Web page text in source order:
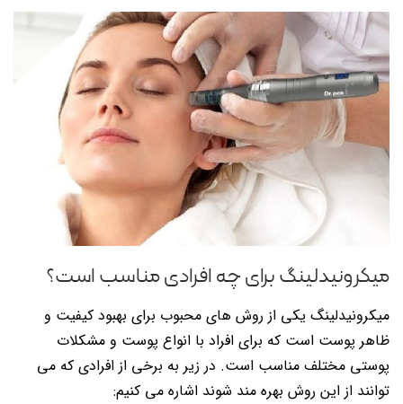
میکرونیدلینگ برای چه افرادی مناسب است؟
میکرونیدلینگ یکی از روش های محبوب برای بهبود کیفیت و
ظاهر پوست است که برای افراد با انواع پوست و مشکلات
پوستی مختلف مناسب است. در زیر به برخی از افرادی که می
توانند از این روش بهره مند شوند اشاره می کنیم: